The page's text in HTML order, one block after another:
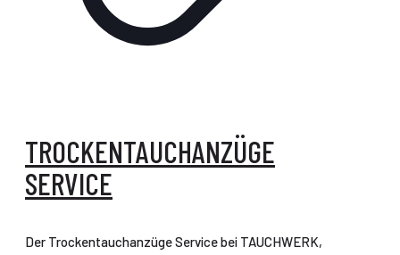
TROCKENTAUCHANZÜGE
SERVICE
Der Trockentauchanzüge Service bei TAUCHWERK,